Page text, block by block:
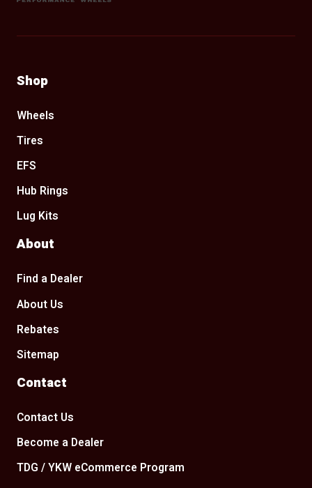
Shop
Wheels
Tires
EFS
Hub Rings
Lug Kits
About
Find a Dealer
About Us
Rebates
Sitemap
Contact
Contact Us
Become a Dealer
TDG / YKW eCommerce Program